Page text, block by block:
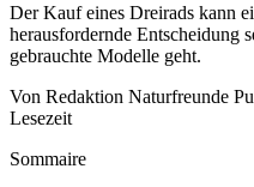
Der Kauf eines Dreirads kann
herausfordernde Entscheidung
gebrauchte Modelle geht.
Von Redaktion Naturfreunde
Lesezeit
Sommaire